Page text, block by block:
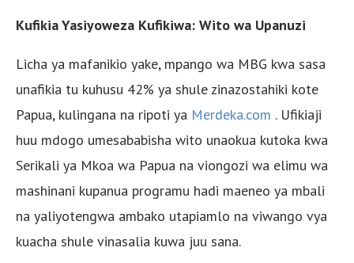
Kufikia Yasiyoweza Kufikiwa: Wito wa Upanuzi
Licha ya mafanikio yake, mpango wa MBG kwa sasa
unafikia tu kuhusu 42% ya shule zinazostahiki kote
Papua, kulingana na ripoti ya Merdeka.com . Ufikiaji
huu mdogo umesababisha wito unaokua kutoka kwa
Serikali ya Mkoa wa Papua na viongozi wa elimu wa
mashinani kupanua programu hadi maeneo ya mbali
na yaliyotengwa ambako utapiamlo na viwango vya
kuacha shule vinasalia kuwa juu sana.